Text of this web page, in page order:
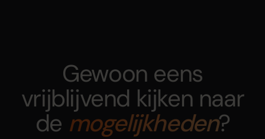
Gewoon eens
vrijblijvend kijken naar
de mogelijkheden?